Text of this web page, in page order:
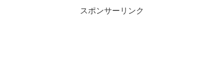
スポンサーリンク